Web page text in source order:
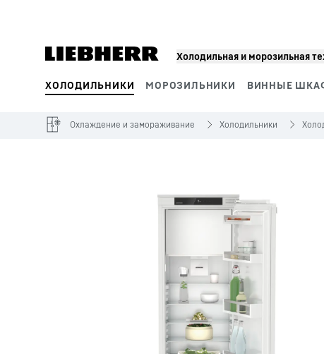
Холодильная и морозильная
ХОЛОДИЛЬНИКИ МОРОЗИЛЬНИКИ ВИННЫЕ
Сегменты продукции
Охлаждение и замораживание Холодильники